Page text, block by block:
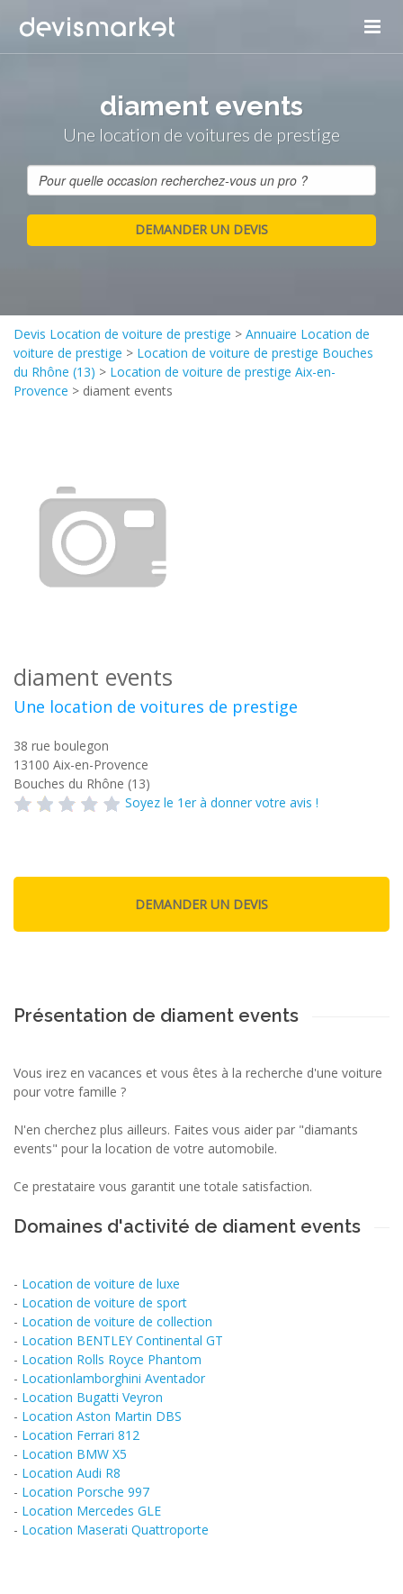
diament events
Une location de voitures de prestige
Devis Location de voiture de prestige > Annuaire Location de
voiture de prestige > Location de voiture de prestige Bouches
du Rhône (13) > Location de voiture de prestige Aix-en-
Provence > diament events
diament events
Une location de voitures de prestige
38 rue boulegon
13100 Aix-en-Provence
Bouches du Rhône (13)
Soyez le 1er à donner votre avis !
Présentation de diament events
Vous irez en vacances et vous êtes à la recherche d'une voiture
pour votre famille ?
N'en cherchez plus ailleurs. Faites vous aider par "diamants
events" pour la location de votre automobile.
Ce prestataire vous garantit une totale satisfaction.
Domaines d'activité de diament events
- Location de voiture de luxe
- Location de voiture de sport
- Location de voiture de collection
- Location BENTLEY Continental GT
- Location Rolls Royce Phantom
- Locationlamborghini Aventador
- Location Bugatti Veyron
- Location Aston Martin DBS
- Location Ferrari 812
- Location BMW X5
- Location Audi R8
- Location Porsche 997
- Location Mercedes GLE
- Location Maserati Quattroporte